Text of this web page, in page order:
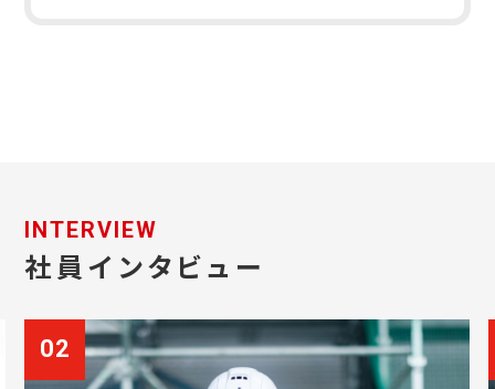
INTERVIEW
社員インタビュー
02